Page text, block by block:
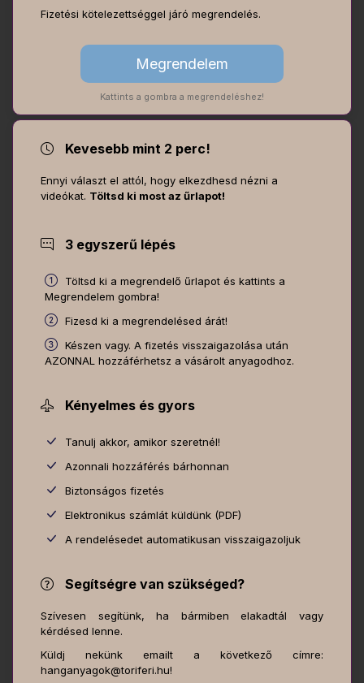
Fizetési kötelezettséggel járó megrendelés.
Kattints a gombra a megrendeléshez!
Kevesebb mint 2 perc!
Ennyi választ el attól, hogy elkezdhesd nézni a
videókat. Töltsd ki most az űrlapot!
3 egyszerű lépés
Töltsd ki a megrendelő űrlapot és kattints a
Megrendelem gombra!
Fizesd ki a megrendelésed árát!
Készen vagy. A fizetés visszaigazolása után
AZONNAL hozzáférhetsz a vásárolt anyagodhoz.
Kényelmes és gyors
Tanulj akkor, amikor szeretnél!
Azonnali hozzáférés bárhonnan
Biztonságos fizetés
Elektronikus számlát küldünk (PDF)
A rendelésedet automatikusan visszaigazoljuk
Segítségre van szükséged?
Szívesen segítünk, ha bármiben elakadtál vagy
kérdésed lenne.
Küldj nekünk emailt a következő címre:
hanganyagok@toriferi.hu!